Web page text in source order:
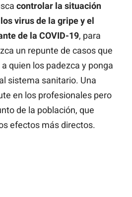
controlar la situación
virusde la gripe y el
de la COVID-19, para
un repunte de casos que
quien los padezca y ponga
sistema sanitario. Una
en los profesionales pero
de la población, que
efectos más directos.